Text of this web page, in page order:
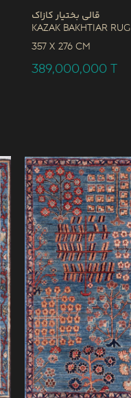
قالی بختیار کازاک
Kazak Bakhtiar Rug
357 x 276 CM
389,000,000 T